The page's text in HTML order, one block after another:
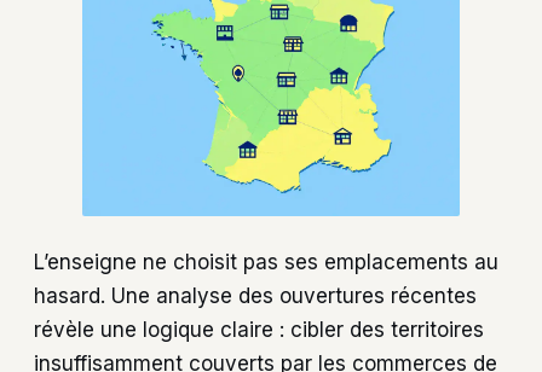
L’enseigne ne choisit pas ses emplacements au
hasard. Une analyse des ouvertures récentes
révèle une logique claire : cibler des territoires
insuffisamment couverts par les commerces de